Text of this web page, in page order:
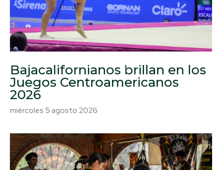
Bajacalifornianos brillan en los
Juegos Centroamericanos
2026
miércoles 5 agosto 2026